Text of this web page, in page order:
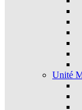
Unité